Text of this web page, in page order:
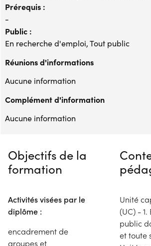
Prérequis :
-
Public :
En recherche d'emploi, Tout public
Réunions d'informations
Aucune information
Complément d'information
Aucune information
Objectifs de la
formation
Activités visées par le
diplôme :
encadrement de
groupes et
Unité
(UC) -
public
et toute